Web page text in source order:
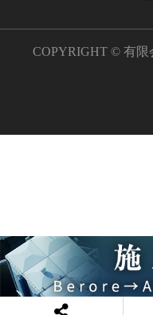
COPYRIGHT © 有限